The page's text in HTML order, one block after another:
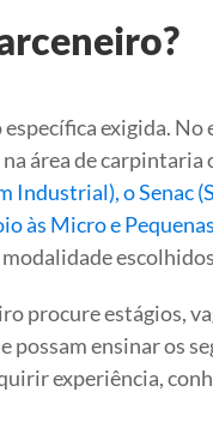
exigida.
área de carpintaria
Industrial), o Senac
às Micro e
procure estágios,
ensinar os
experiência,